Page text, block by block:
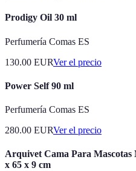
Prodigy Oil 30 ml
Perfumería Comas ES
130.00 EURVer el precio
Power Self 90 ml
Perfumería Comas ES
280.00 EURVer el precio
Arquivet Cama Para Mascotas
x 65 x 9 cm